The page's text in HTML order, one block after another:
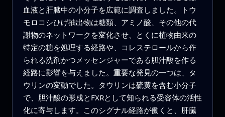
血液と肝臓中の小分子を広範に調査しました。トウ
モロコシひげ抽出物は糖類、アミノ酸、その他の代
謝物のネットワークを変化させ、とくに植物由来の
特定の糖を処理する経路や、コレステロールから作
られる洗剤かつメッセンジャーである胆汁酸を作る
経路に影響を与えました。重要な発見の一つは、タ
ウリンの変動でした。タウリンは硫黄を含む小分子
で、胆汁酸の形成とFXRとして知られる受容体の活性
化に寄与します。このシグナル経路が働くと、肝臓